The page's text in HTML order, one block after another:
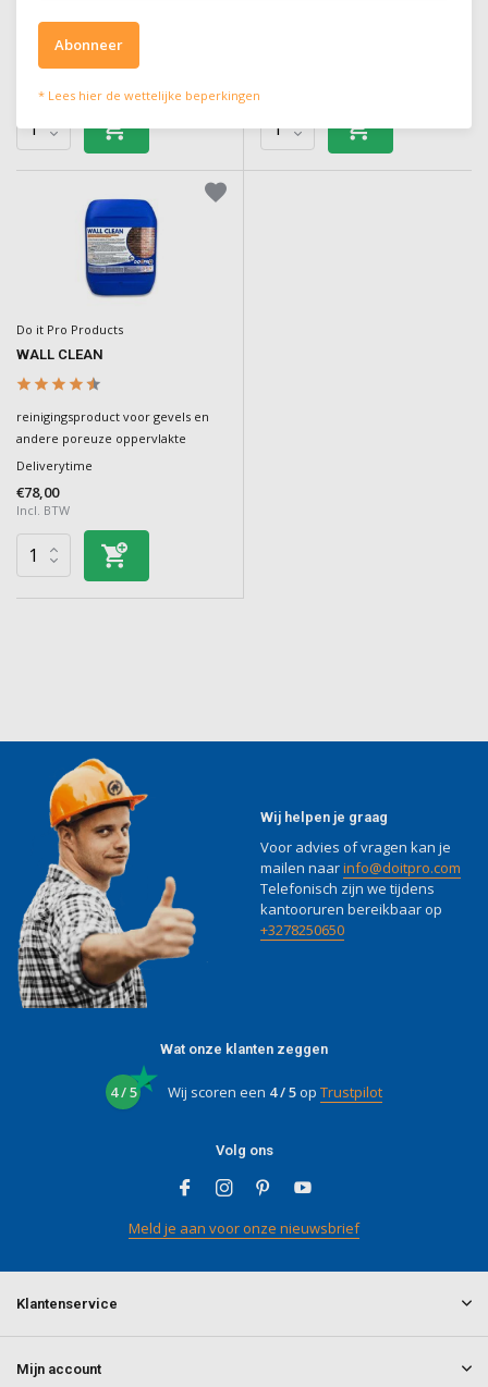
Deliverytime
€149,00
Do it Pro Products
WALL CLEAN
reinigingsproduct voor gevels en
andere poreuze oppervlakte
Deliverytime
€78,00
Incl. BTW
Wij helpen je graag
Voor advies of vragen kan je
mailen naarinfo@doitpro.com
Telefonisch zijn we tijdens
kantooruren bereikbaar op
+3278250650
Wat onze klanten zeggen
4 / 5 Wij scoren een 4 / 5op Trustpilot
Volg ons
Meld je aan voor onze nieuwsbrief
Klantenservice
Mijn account
Abonneer
* Lees hier de wettelijke beperkingen